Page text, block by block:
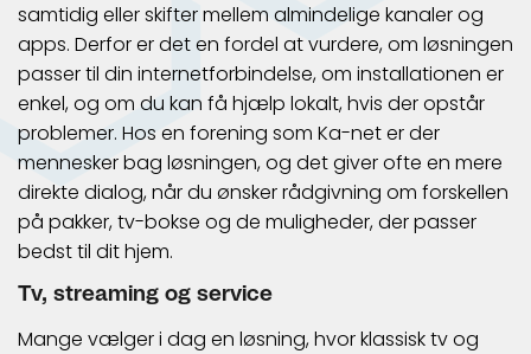
samtidig eller skifter mellem almindelige kanaler og
apps. Derfor er det en fordel at vurdere, om løsningen
passer til din internetforbindelse, om installationen er
enkel, og om du kan få hjælp lokalt, hvis der opstår
problemer. Hos en forening som Ka-net er der
mennesker bag løsningen, og det giver ofte en mere
direkte dialog, når du ønsker rådgivning om forskellen
på pakker, tv-bokse og de muligheder, der passer
bedst til dit hjem.
Tv, streaming og service
Mange vælger i dag en løsning, hvor klassisk tv og